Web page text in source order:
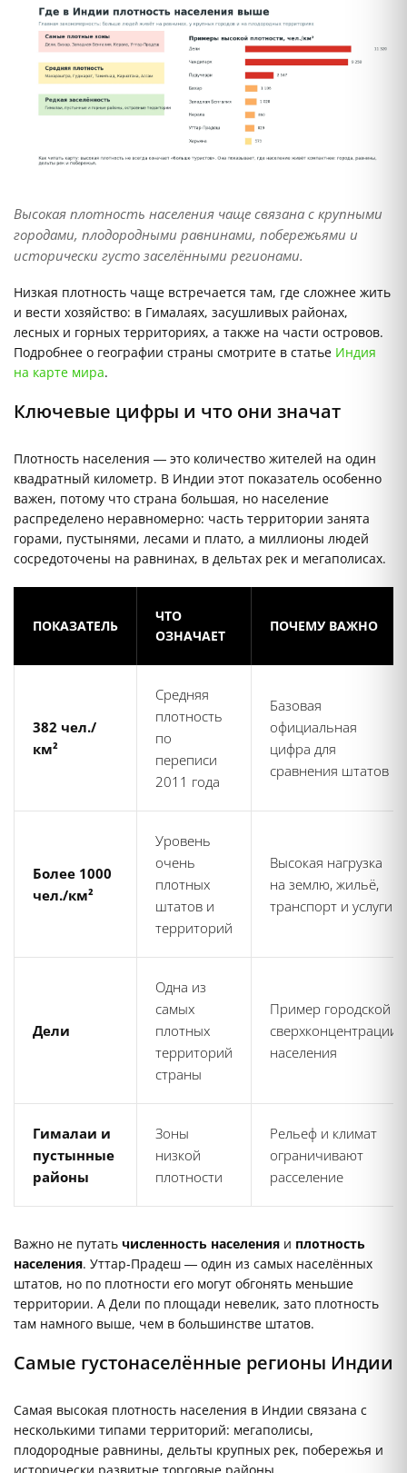
Высокая плотность населения чаще связана с крупными
городами, плодородными равнинами, побережьями и
исторически густо заселёнными регионами.
Низкая плотность чаще встречается там, где сложнее жить
и вести хозяйство: в Гималаях, засушливых районах,
лесных и горных территориях, а также на части островов.
Подробнее о географии страны смотрите в статье Индия
на карте мира.
Ключевые цифры и что они значат
Плотность населения — это количество жителей на один
квадратный километр. В Индии этот показатель особенно
важен, потому что страна большая, но население
распределено неравномерно: часть территории занята
горами, пустынями, лесами и плато, а миллионы людей
сосредоточены на равнинах, в дельтах рек и мегаполисах.
ПОКАЗАТЕЛЬ
ЧТО
ОЗНАЧАЕТ
ПОЧЕМУ ВАЖНО
382 чел./
км²
Средняя
плотность
по
переписи
2011 года
Базовая
официальная
цифра для
сравнения штатов
Более 1000
чел./км²
Уровень
очень
плотных
штатов и
территорий
Высокая нагрузка
на землю, жильё,
транспорт и услуги
Дели
Одна из
самых
плотных
территорий
страны
Пример городской
сверхконцентрации
населения
Гималаи и
пустынные
районы
Зоны
низкой
плотности
Рельеф и климат
ограничивают
расселение
Важно не путать численность населения и плотность
населения. Уттар-Прадеш — один из самых населённых
штатов, но по плотности его могут обгонять меньшие
территории. А Дели по площади невелик, зато плотность
там намного выше, чем в большинстве штатов.
Самые густонаселённые регионы Индии
Самая высокая плотность населения в Индии связана с
несколькими типами территорий: мегаполисы,
плодородные равнины, дельты крупных рек, побережья и